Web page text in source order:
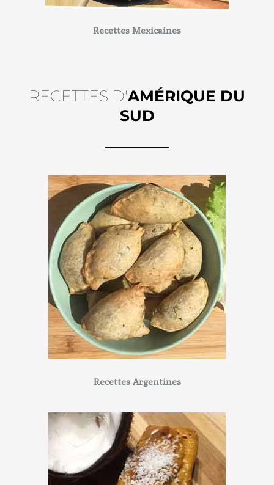
Recettes Mexicaines
RECETTES D'AMÉRIQUE DU
SUD
Recettes Argentines